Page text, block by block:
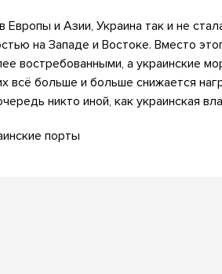
Европы и Азии, Украина так и не
на Западе и Востоке. Вместо
востребованными, а украинские
всё больше и больше снижается
никто иной, как украинская
порты